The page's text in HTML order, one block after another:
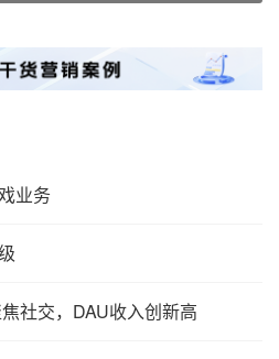
业务
社交，DAU收入创新高